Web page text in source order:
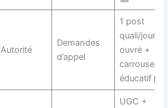
Autorité
Demandes
d’appel
1 post
quali/jour
ouvré +
carrousel
éducatif
UGC +